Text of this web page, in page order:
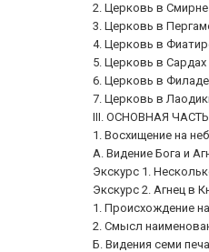
2. Церковь в Смирне
3. Церковь в
4. Церковь в
5. Церковь в Сардах
6. Церковь в
7. Церковь в
III. ОСНОВНАЯ
1. Восхищение на
А. Видение Бога и
Экскурс 1.
Экскурс 2. Агнец в
1. Происхождение
2. Смысл
Б. Видения семи